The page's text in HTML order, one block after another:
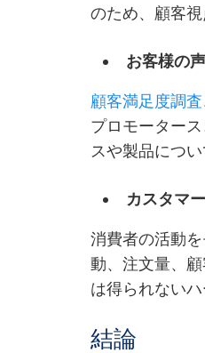
のため、顧客
お客様の声
顧客満足度調査
プロモーター
スや製品につ
カスタマ
消費者の活動
動、注文量、
は得られない
結論